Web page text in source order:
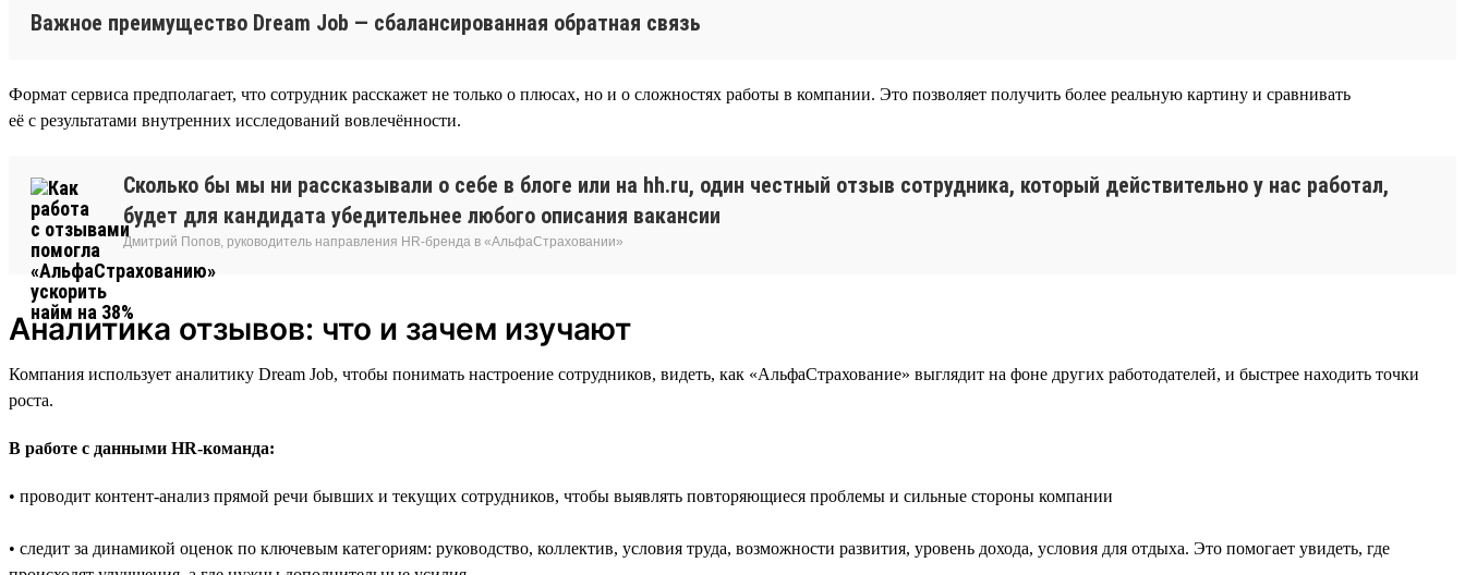
Важное преимущество Dream Job — сбалансированная обратная связь
Формат сервиса предполагает, что сотрудник расскажет не только о плюсах, но и о сложностях работы в компании. Это позволяет получить более реальную картину и сравнивать
её с результатами внутренних исследований вовлечённости.
Сколько бы мы ни рассказывали о себе в блоге или на hh.ru, один честный отзыв сотрудника, который действительно у нас работал,
будет для кандидата убедительнее любого описания вакансии
Дмитрий Попов, руководитель направления HR-бренда в «АльфаСтраховании»
Аналитика отзывов: что и зачем изучают
Компания использует аналитику Dream Job, чтобы понимать настроение сотрудников, видеть, как «АльфаСтрахование» выглядит на фоне других работодателей, и быстрее находить точки
роста.
В работе с данными HR-команда:
• проводит контент-анализ прямой речи бывших и текущих сотрудников, чтобы выявлять повторяющиеся проблемы и сильные стороны компании
• следит за динамикой оценок по ключевым категориям: руководство, коллектив, условия труда, возможности развития, уровень дохода, условия для отдыха. Это помогает увидеть, где